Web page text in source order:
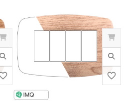
favorite_border